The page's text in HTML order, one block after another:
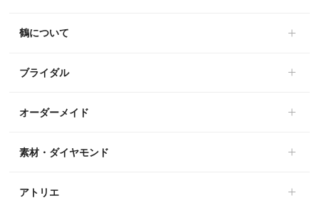
鶴について
ブライダル
オーダーメイド
素材・ダイヤモンド
アトリエ